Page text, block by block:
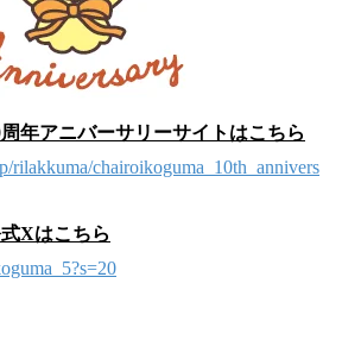
年アニバーサリーサイトはこちら
rilakkuma/chairoikoguma_10th_annivers
Xはこちら